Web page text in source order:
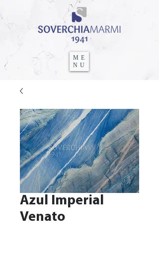
ME
NU
Azul Imperial
Venato